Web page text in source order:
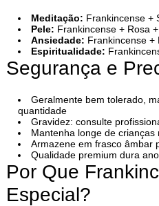
Meditação: Frankincense +
Pele: Frankincense + Rosa
Ansiedade: Frankincense +
Espiritualidade:
Segurança e
Geralmente bem tolerado,
quantidade
Gravidez: consulte
Mantenha longe de crianças
Armazene em frasco âmbar
Qualidade premium dura
Por Que
Especial?